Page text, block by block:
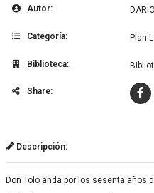
Autor:
Categoría: Plan
Biblioteca:
Share:
Descripción:
Don Tolo anda por los sesenta años